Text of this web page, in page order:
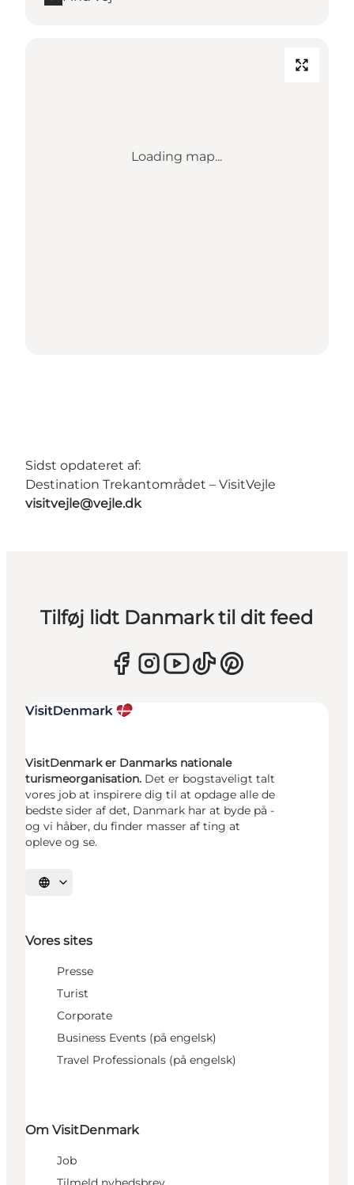
Loading map...
Sidst opdateret af:
Destination Trekantområdet – VisitVejle
visitvejle@vejle.dk
Tilføj lidt Danmark til dit feed
VisitDenmark er Danmarks nationale
turismeorganisation. Det er bogstaveligt talt
vores job at inspirere dig til at opdage alle de
bedste sider af det, Danmark har at byde på -
og vi håber, du finder masser af ting at
opleve og se.
Vælg sprog
Vores sites
Presse
Turist
Corporate
Business Events (på engelsk)
Travel Professionals (på engelsk)
Om VisitDenmark
Job